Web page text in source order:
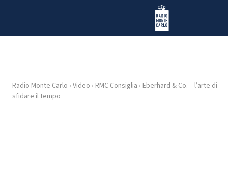
Radio Monte Carlo
HOME
Radio Monte Carlo › Video › RMC Consiglia › Eberhard & Co. – l’arte di
sfidare il tempo